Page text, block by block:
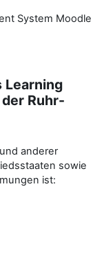
System Moodle
Learning
Ruhr-
anderer
sowie
ist: